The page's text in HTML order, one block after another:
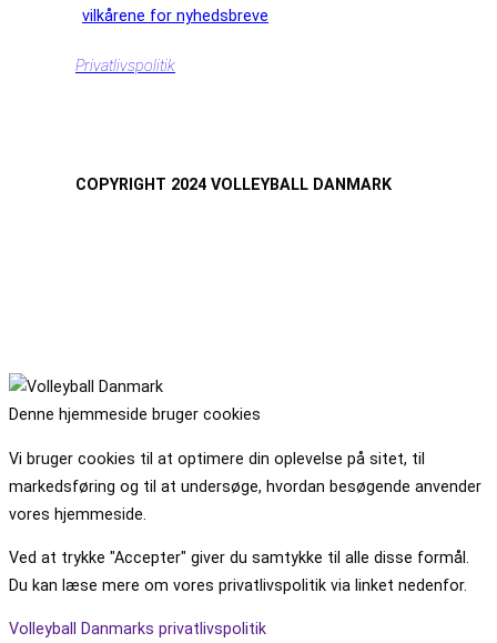
vilkårene for nyhedsbreve
Privatlivspolitik
COPYRIGHT 2024 VOLLEYBALL DANMARK
Denne hjemmeside bruger cookies
Vi bruger cookies til at optimere din oplevelse på sitet, til
markedsføring og til at undersøge, hvordan besøgende anvender
vores hjemmeside.
Ved at trykke "Accepter" giver du samtykke til alle disse formål.
Du kan læse mere om vores privatlivspolitik via linket nedenfor.
Volleyball Danmarks privatlivspolitik